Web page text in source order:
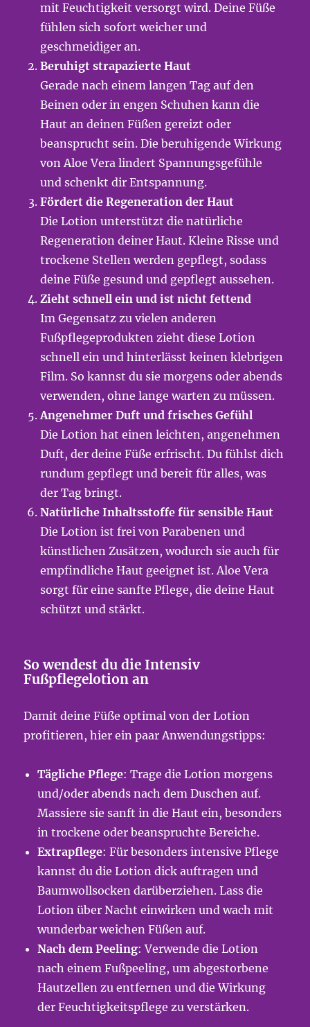
mit Feuchtigkeit versorgt wird. Deine Füße
fühlen sich sofort weicher und
geschmeidiger an.
Beruhigt strapazierte Haut
Gerade nach einem langen Tag auf den
Beinen oder in engen Schuhen kann die
Haut an deinen Füßen gereizt oder
beansprucht sein. Die beruhigende Wirkung
von Aloe Vera lindert Spannungsgefühle
und schenkt dir Entspannung.
Fördert die Regeneration der Haut
Die Lotion unterstützt die natürliche
Regeneration deiner Haut. Kleine Risse und
trockene Stellen werden gepflegt, sodass
deine Füße gesund und gepflegt aussehen.
Zieht schnell ein und ist nicht fettend
Im Gegensatz zu vielen anderen
Fußpflegeprodukten zieht diese Lotion
schnell ein und hinterlässt keinen klebrigen
Film. So kannst du sie morgens oder abends
verwenden, ohne lange warten zu müssen.
Angenehmer Duft und frisches Gefühl
Die Lotion hat einen leichten, angenehmen
Duft, der deine Füße erfrischt. Du fühlst dich
rundum gepflegt und bereit für alles, was
der Tag bringt.
Natürliche Inhaltsstoffe für sensible Haut
Die Lotion ist frei von Parabenen und
künstlichen Zusätzen, wodurch sie auch für
empfindliche Haut geeignet ist. Aloe Vera
sorgt für eine sanfte Pflege, die deine Haut
schützt und stärkt.
So wendest du die Intensiv
Fußpflegelotion an
Damit deine Füße optimal von der Lotion
profitieren, hier ein paar Anwendungstipps:
Tägliche Pflege: Trage die Lotion morgens
und/oder abends nach dem Duschen auf.
Massiere sie sanft in die Haut ein, besonders
in trockene oder beanspruchte Bereiche.
Extrapflege: Für besonders intensive Pflege
kannst du die Lotion dick auftragen und
Baumwollsocken darüberziehen. Lass die
Lotion über Nacht einwirken und wach mit
wunderbar weichen Füßen auf.
Nach dem Peeling: Verwende die Lotion
nach einem Fußpeeling, um abgestorbene
Hautzellen zu entfernen und die Wirkung
der Feuchtigkeitspflege zu verstärken.